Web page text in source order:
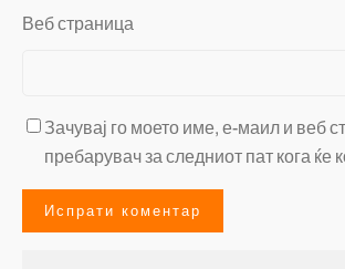
Веб страница
Зачувај го моето име, е-маил и веб
пребарувач за следниот пат кога ќе